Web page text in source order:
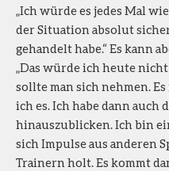
„Ich würde es jedes Mal
der Situation absolut
gehandelt habe.“ Es kann
„Das würde ich heute
sollte man sich nehmen.
ich es. Ich habe dann auch
hinauszublicken. Ich bin
sich Impulse aus anderen
Trainern holt. Es kommt